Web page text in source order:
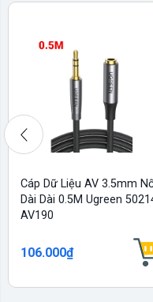
Cáp Dữ Liệu AV 3.5mm
Dài Dài 0.5M Ugreen
AV190
106.000₫